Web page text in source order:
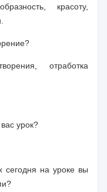
красоту,
, отработка
урок?
сегодня на уроке вы